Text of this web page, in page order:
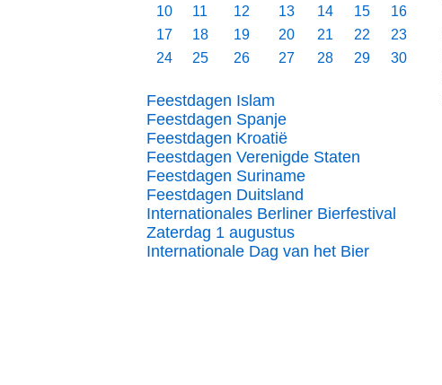
10
11 12 13 14 15
16
17
18 19 20 21 22
23
24
25 26 27 28 29 30
Feestdagen Islam
Feestdagen Spanje
Feestdagen Kroatië
Feestdagen Verenigde Staten
Feestdagen Suriname
Feestdagen Duitsland
Internationales Berliner Bierfestival
Zaterdag 1 augustus
Internationale Dag van het Bier